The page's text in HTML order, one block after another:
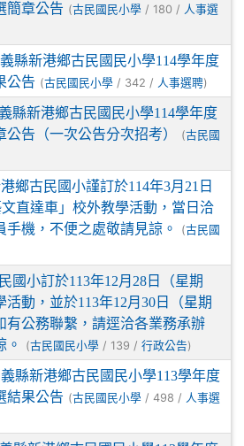
簡章公告 (古民國民小學 / 180 / 人事選
縣新港鄉古民國民小學114學年度
公告 (古民國民小學 / 342 / 人事選聘)
縣新港鄉古民國民小學114學年度
告（一次公告分次招考）
(古民國
鄉古民國小謹訂於114年3月21日
直達車」校外教學活動，當日洽
機，不便之處敬請見諒。
(古民國
國小訂於113年12月28日（星期
動，並於113年12月30日（星期
有公務聯繫，請逕洽各業務承辦
。
(古民國民小學 / 139 / 行政公告)
縣新港鄉古民國民小學113學年度
結果公告 (古民國民小學 / 498 / 人事選